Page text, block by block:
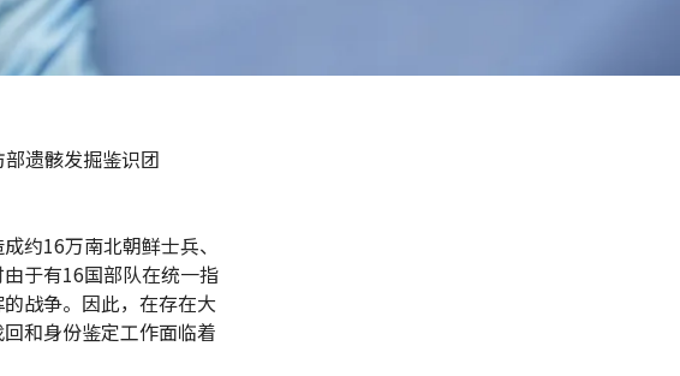
遗骸发掘鉴识团
约16万南北朝鲜士兵、
于有16国部队在统一指
战争。因此，在存在大
和身份鉴定工作面临着